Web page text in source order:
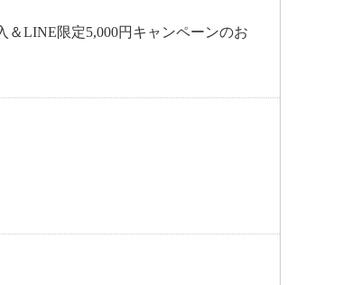
＆LINE限定5,000円キャンペーンのお